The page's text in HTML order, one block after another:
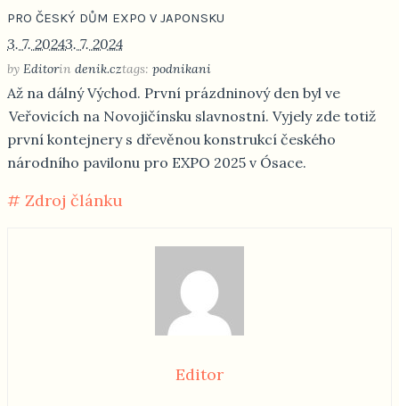
PRO ČESKÝ DŮM EXPO V JAPONSKU
3. 7. 20243. 7. 2024
by Editorin denik.cztags: podnikani
Až na dálný Východ. První prázdninový den byl ve
Veřovicích na Novojičínsku slavnostní. Vyjely zde totiž
první kontejnery s dřevěnou konstrukcí českého
národního pavilonu pro EXPO 2025 v Ósace.
# Zdroj článku
Editor